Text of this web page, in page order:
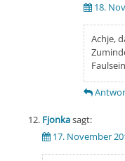
18.
Achje,
Fjonkasagt:
17. November